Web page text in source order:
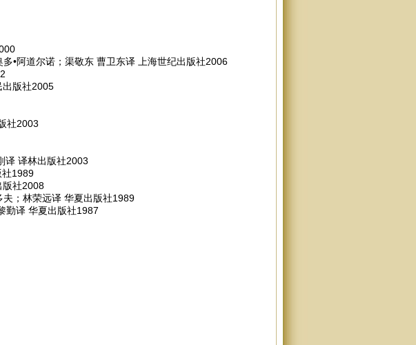
•阿道尔诺；渠敬东 曹卫东译 上海世纪出版社2006
出版社2005
社2003
译 译林出版社2003
社1989
社2008
；林荣远译 华夏出版社1989
勤译 华夏出版社1987